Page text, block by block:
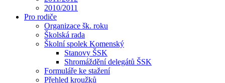
2010/2011
Pro rodiče
Organizace šk. roku
Školská rada
Školní spolek Komenský
Stanovy ŠSK
Shromáždění delegátů ŠSK
Formuláře ke stažení
Přehled kroužků